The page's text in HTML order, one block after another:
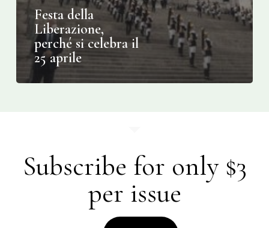
Festa della
Liberazione,
perché si celebra il
25 aprile
Subscribe for only $3
per issue